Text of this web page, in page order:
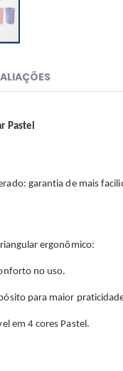
Pastel
garantia de mais
ergonômico:
no uso.
para maior
em 4 cores Pastel.